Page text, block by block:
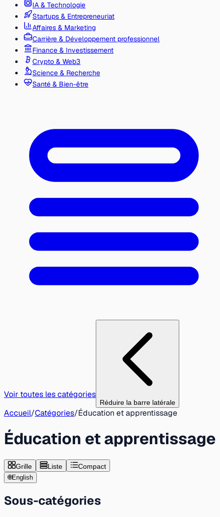
IA & Technologie
Startups & Entrepreneuriat
Affaires & Marketing
Carrière & Développement professionnel
Finance & Investissement
Crypto & Web3
Science & Recherche
Santé & Bien-être
Voir toutes les catégories
Réduire la barre latérale
Accueil/Catégories/Éducation et apprentissage
Éducation et apprentissage
Grille Liste Compact
🌐English
Sous-catégories